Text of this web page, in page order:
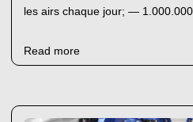
les airs chaque jour; —
Read more